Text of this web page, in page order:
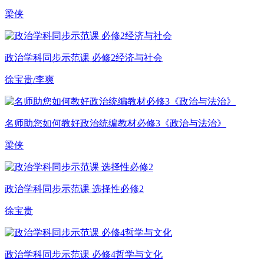
梁侠
政治学科同步示范课 必修2经济与社会
徐宝贵/李爽
名师助您如何教好政治统编教材必修3《政治与法治》
梁侠
政治学科同步示范课 选择性必修2
徐宝贵
政治学科同步示范课 必修4哲学与文化